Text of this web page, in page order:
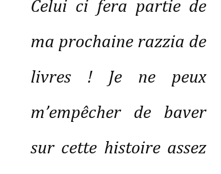
Celui ci fera partie de
ma prochaine razzia de
livres ! Je ne peux
m’empêcher de baver
sur cette histoire assez